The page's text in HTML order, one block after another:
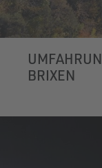
BRIXEN